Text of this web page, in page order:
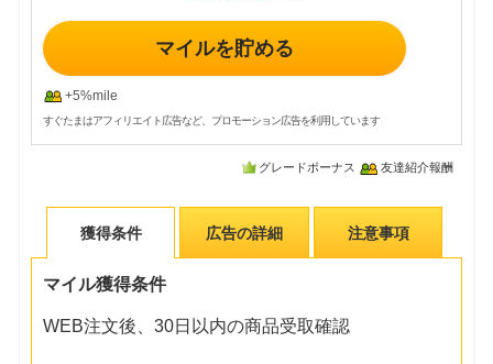
マイルを貯める
+5%mile
すぐたまはアフィリエイト広告など、プロモーション広告を利用しています
グレードボーナス 友達紹介報酬
獲得条件 広告の詳細 注意事項
マイル獲得条件
WEB注文後、30日以内の商品受取確認